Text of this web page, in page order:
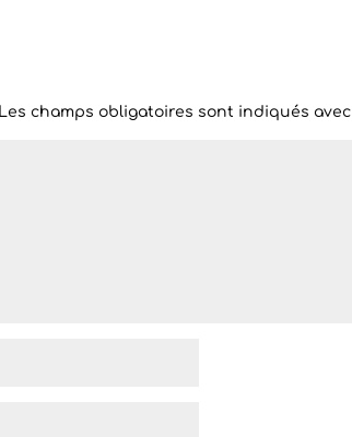
Les champs obligatoires sont indiqués avec